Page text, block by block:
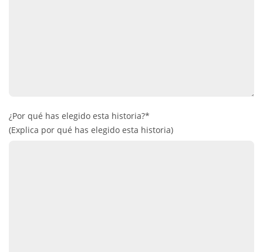
¿Por qué has elegido esta historia?*
(Explica por qué has elegido esta historia)